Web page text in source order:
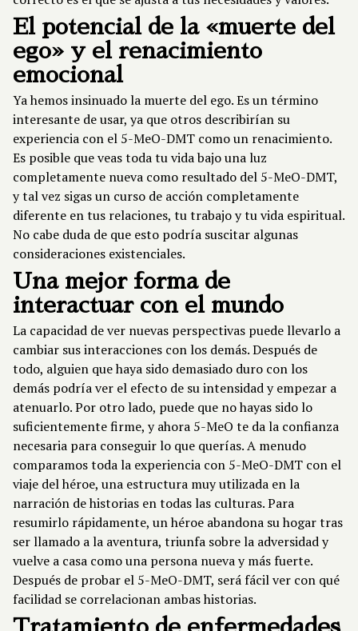
El potencial de la «muerte del
ego» y el renacimiento
emocional
Ya hemos insinuado la muerte del ego. Es un término
interesante de usar, ya que otros describirían su
experiencia con el 5-MeO-DMT como un renacimiento.
Es posible que veas toda tu vida bajo una luz
completamente nueva como resultado del 5-MeO-DMT,
y tal vez sigas un curso de acción completamente
diferente en tus relaciones, tu trabajo y tu vida espiritual.
No cabe duda de que esto podría suscitar algunas
consideraciones existenciales.
Una mejor forma de
interactuar con el mundo
La capacidad de ver nuevas perspectivas puede llevarlo a
cambiar sus interacciones con los demás. Después de
todo, alguien que haya sido demasiado duro con los
demás podría ver el efecto de su intensidad y empezar a
atenuarlo. Por otro lado, puede que no hayas sido lo
suficientemente firme, y ahora 5-MeO te da la confianza
necesaria para conseguir lo que querías. A menudo
comparamos toda la experiencia con 5-MeO-DMT con el
viaje del héroe, una estructura muy utilizada en la
narración de historias en todas las culturas. Para
resumirlo rápidamente, un héroe abandona su hogar tras
ser llamado a la aventura, triunfa sobre la adversidad y
vuelve a casa como una persona nueva y más fuerte.
Después de probar el 5-MeO-DMT, será fácil ver con qué
facilidad se correlacionan ambas historias.